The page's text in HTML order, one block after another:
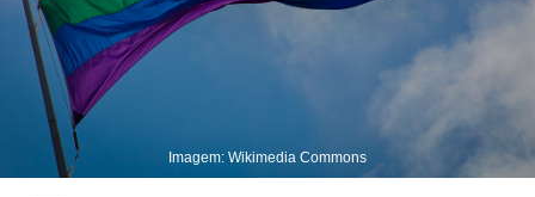
Imagem: Wikimedia Commons